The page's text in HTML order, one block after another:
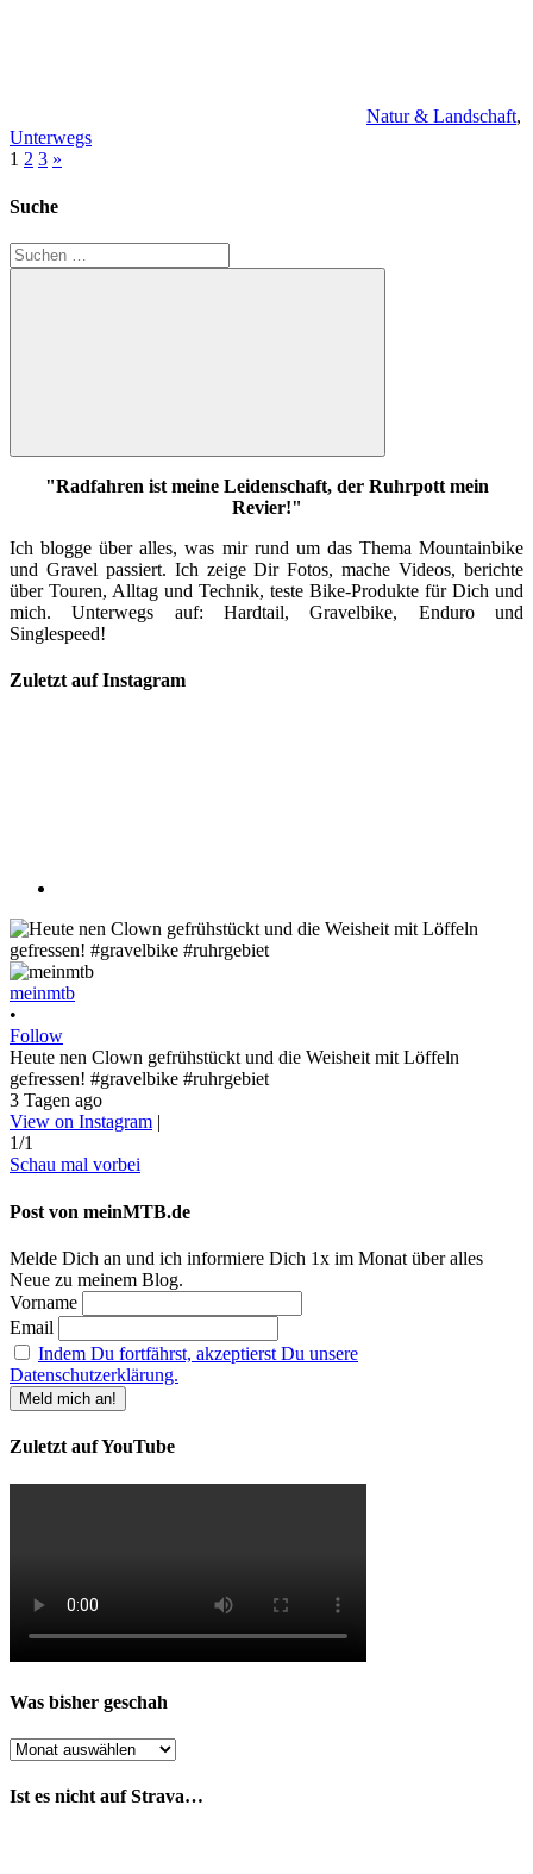
Natur & Landschaft,
Unterwegs
Seitennummerierung
der
1 2 3 Nächste
»
Suche
Suchen
nach:
Suchen
"Radfahren ist meine Leidenschaft, der Ruhrpott mein
Revier!"
Ich blogge über alles, was mir rund um das Thema Mountainbike
und Gravel passiert. Ich zeige Dir Fotos, mache Videos, berichte
über Touren, Alltag und Technik, teste Bike-Produkte für Dich und
mich. Unterwegs auf: Hardtail, Gravelbike, Enduro und
Singlespeed!
Zuletzt auf Instagram
meinmtb
•
Follow
Heute nen Clown gefrühstückt und die Weisheit mit Löffeln
gefressen! #gravelbike #ruhrgebiet
3 Tagen ago
View on Instagram |
1/1
Schau mal vorbei
Post von meinMTB.de
Melde Dich an und ich informiere Dich 1x im Monat über alles
Neue zu meinem Blog.
Vorname
Email
Indem Du fortfährst, akzeptierst Du unsere
Datenschutzerklärung.
Zuletzt auf YouTube
Was bisher geschah
Was
geschah
Ist es nicht auf Strava…